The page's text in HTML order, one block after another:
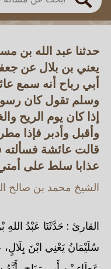
بحث
حدثنا عبد الله بن
يعني بن بلال عن
أبي رباح أنه سمع
وسلم تقول كان
إذا كان يوم الريح
وأقبل وأدبر فإذا
قالت عائشة
عذابا سلط على
الشيخ محمد بن صالح
القارئ : حَدَّثَنَا عَبْدُ
سُلَيْمَانُ يَعْنِي ابْنَ